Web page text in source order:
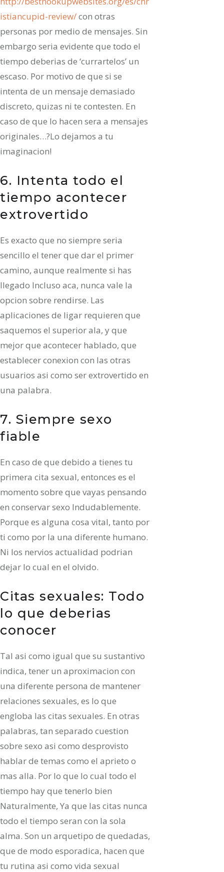
istiancupid-review/con otras
personas por medio de mensajes. Sin
embargo seri­a evidente que todo el
tiempo deberias de ‘currartelos’ un
escaso. Por motivo de que si se
intenta de un mensaje demasiado
discreto, quizas ni te contesten. En
caso de que lo hacen sera a mensajes
originales…?Lo dejamos a tu
imaginacion!
6. Intenta todo el
tiempo acontecer
extrovertido
Es exacto que no siempre seri­a
sencillo el tener que dar el primer
camino, aunque realmente si has
llegado Incluso aca, nunca vale la
opcion sobre rendirse. Las
aplicaciones de ligar requieren que
saquemos el superior ala, y que
mejor que acontecer hablado, que
establecer conexion con las otras
usuarios asi­ como ser extrovertido en
una palabra.
7. Siempre sexo
fiable
En caso de que debido a tienes tu
primera cita sexual, entonces es el
momento sobre que vayas pensando
en conservar sexo Indudablemente.
Porque es alguna cosa vital, tanto por
ti como por la una diferente humano.
Ni los nervios actualidad podrian
dejar lo cual en el olvido.
Citas sexuales: Todo
lo que deberias
conocer
Tal asi­ como igual que su sustantivo
indica, tener un aproximacion con
una diferente persona de mantener
relaciones sexuales, es lo que
engloba las citas sexuales. En otras
palabras, tan separado cuestion
sobre sexo asi­ como desprovisto
hablar de temas como el aprieto o
mas alla. Por lo que lo cual todo el
tiempo hay que tenerlo bien
Naturalmente, Ya que las citas nunca
todo el tiempo seran con la sola
alma. Son un arquetipo de quedadas,
que de modo esporadica, hacen que
tu rutina asi­ como vida sexual